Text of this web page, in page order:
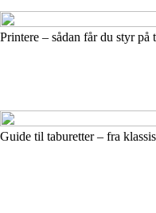
Printere – sådan får du styr
Guide til taburetter – fra